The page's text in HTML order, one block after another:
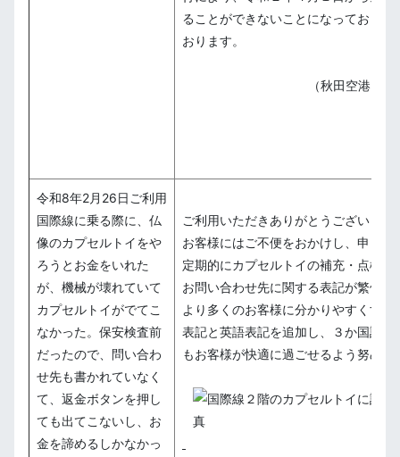
ることができないことになっており
おります。
（秋田空港タ
令和8年2月26日ご利用
国際線に乗る際に、仏
像のカプセルトイをや
ろうとお金をいれた
が、機械が壊れていて
カプセルトイがでてこ
なかった。保安検査前
だったので、問い合わ
せ先も書かれていなく
て、返金ボタンを押し
ても出てこないし、お
金を諦めるしかなかっ
ご利用いただきありがとうございます
お客様にはご不便をおかけし、申し訳
定期的にカプセルトイの補充・点検を
お問い合わせ先に関する表記が繁体
より多くのお客様に分かりやすくす
表記と英語表記を追加し、３か国語表
もお客様が快適に過ごせるよう努めて